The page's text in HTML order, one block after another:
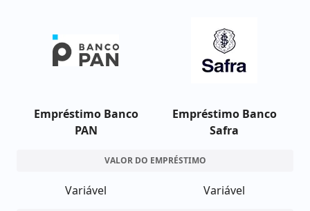
Empréstimo Banco
PAN
Empréstimo Banco
Safra
VALOR DO EMPRÉSTIMO
Variável Variável